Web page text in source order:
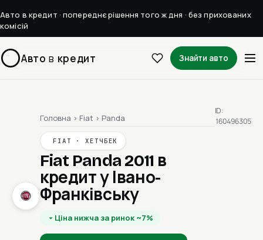
Авто в кредит · попереднє рішення того ж дня · без прихованих
комісій
Авто в кредит Знайти авто
Головна › Fiat › Panda
FIAT · ХЕТЧБЕК
Fiat Panda 2011 в
кредит у Івано-
Франківську
Ціна нижча за ринок ~7%
ID:
160496305